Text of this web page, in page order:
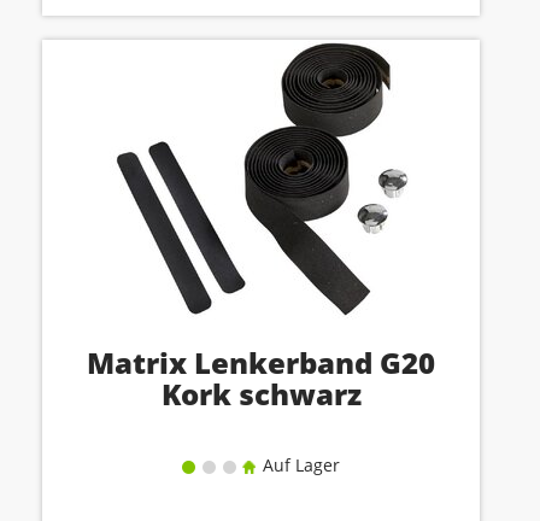
Matrix Lenkerband G20
Kork schwarz
Auf Lager